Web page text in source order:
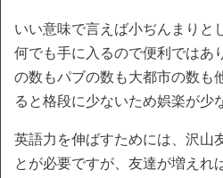
いい意味で言えば小ぢんまりと
何でも手に入るので便利ではあ
の数もパブの数も大都市の数も
ると格段に少ないため娯楽が少
英語力を伸ばすためには、沢山
とが必要ですが、友達が増えれ